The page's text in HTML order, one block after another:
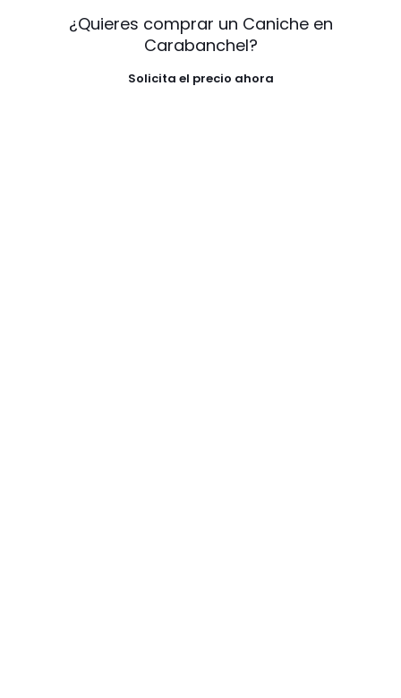
¿Quieres comprar un Caniche en
Carabanchel?
Solicita el precio ahora